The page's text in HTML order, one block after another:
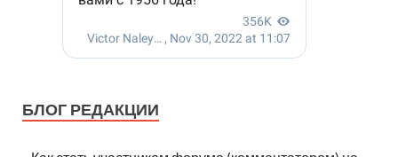
БЛОГ РЕДАКЦИИ